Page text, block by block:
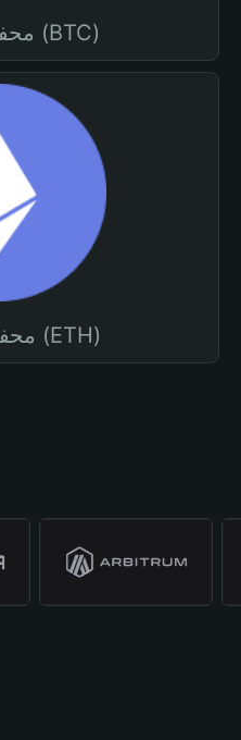
محفظة بيتكوين (BTC)
محفظة إيثيريوم (ETH)